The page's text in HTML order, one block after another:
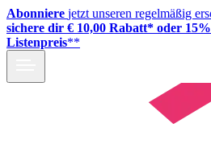
Abonniere jetzt unseren regelmäßig
sichere dir € 10,00 Rabatt* oder
Listenpreis**